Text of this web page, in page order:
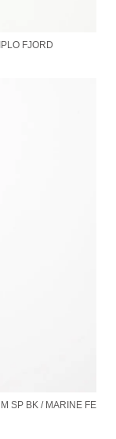
FJORD
SP BK / MARINE FE